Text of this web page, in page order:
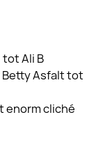
tot Ali B
Betty Asfalt tot
enorm cliché